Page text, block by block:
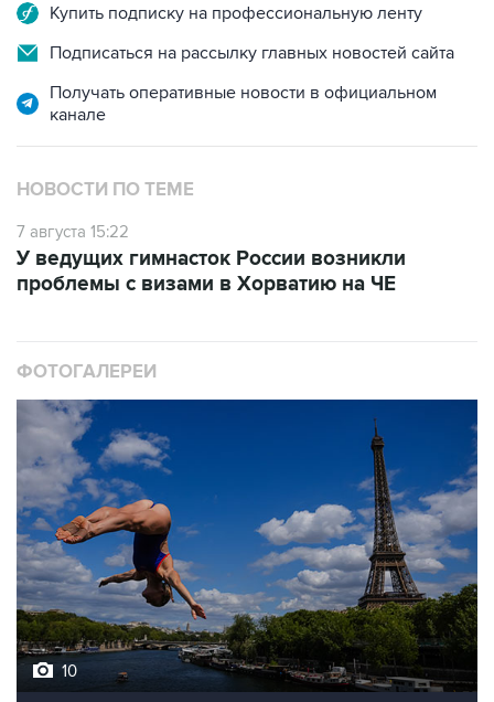
Купить подписку на профессиональную ленту
Подписаться на рассылку главных новостей сайта
Получать оперативные новости в официальном
канале
НОВОСТИ ПО ТЕМЕ
7 августа 15:22
У ведущих гимнасток России возникли
проблемы с визами в Хорватию на ЧЕ
ФОТОГАЛЕРЕИ
10